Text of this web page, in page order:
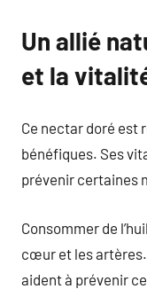
Un allié
et la
Ce nectar doré est
bénéfiques. Ses
prévenir certaines
Consommer de
cœur et les
aident à prévenir